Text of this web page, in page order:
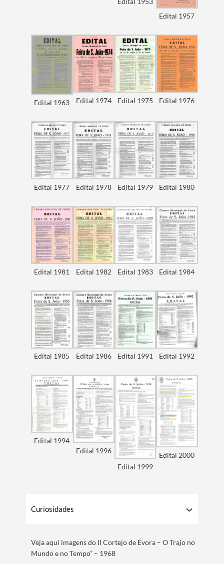
Termo de Pesquisa
Categorias gerais
Edital 1957
Edital 1963 Edital 1974 Edital 1975 Edital 1976
Edital 1977 Edital 1978 Edital 1979 Edital 1980
Edital 1981 Edital 1982 Edital 1983 Edital 1984
Edital 1985 Edital 1986 Edital 1991 Edital 1992
Edital 1994
Edital 1996
Edital 1999
Edital 2000
Curiosidades
​Veja aqui imagens do II Cortejo de Évora – O Trajo no
Mundo e no Tempo” – 1968